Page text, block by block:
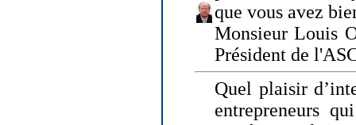
que vous avez
Monsieur Louis
Président de
Quel plaisir
entrepreneurs